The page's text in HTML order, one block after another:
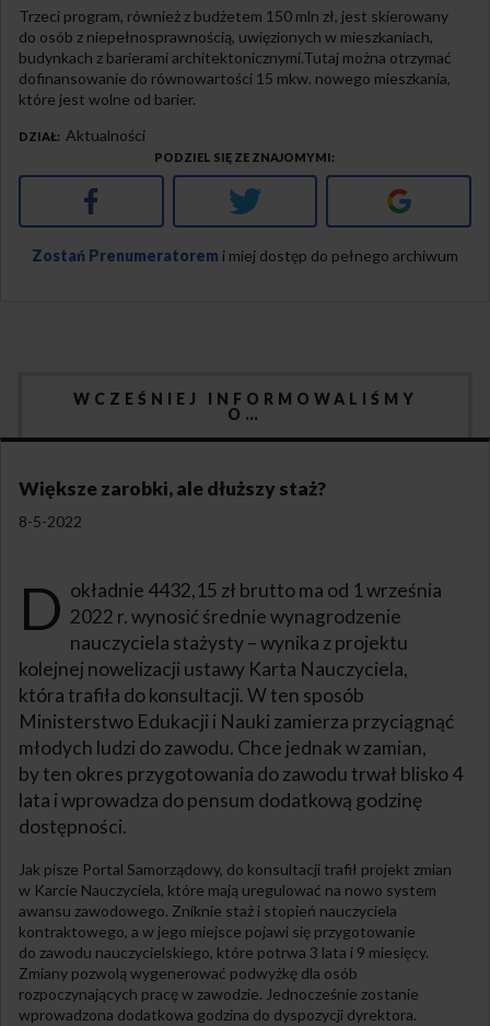
Trzeci program, również z budżetem 150 mln zł, jest skierowany
do osób z niepełnosprawnością, uwięzionych w mieszkaniach,
budynkach z barierami architektonicznymi.Tutaj można otrzymać
dofinansowanie do równowartości 15 mkw. nowego mieszkania,
które jest wolne od barier.
DZIAŁ Aktualności
PODZIEL SIĘ ZE ZNAJOMYMI
Facebook Twitter Google+
Zostań Prenumeratorem i miej dostęp do pełnego archiwum
WCZEŚNIEJ INFORMOWALIŚMY
O…
Większe zarobki, ale dłuższy staż?
8-5-2022
D okładnie 4432,15 zł brutto ma od 1 września
2022 r. wynosić średnie wynagrodzenie
nauczyciela stażysty – wynika z projektu
kolejnej nowelizacji ustawy Karta Nauczyciela,
która trafiła do konsultacji. W ten sposób
Ministerstwo Edukacji i Nauki zamierza przyciągnąć
młodych ludzi do zawodu. Chce jednak w zamian,
by ten okres przygotowania do zawodu trwał blisko 4
lata i wprowadza do pensum dodatkową godzinę
dostępności.
Jak pisze Portal Samorządowy, do konsultacji trafił projekt zmian
w Karcie Nauczyciela, które mają uregulować na nowo system
awansu zawodowego. Zniknie staż i stopień nauczyciela
kontraktowego, a w jego miejsce pojawi się przygotowanie
do zawodu nauczycielskiego, które potrwa 3 lata i 9 miesięcy.
Zmiany pozwolą wygenerować podwyżkę dla osób
rozpoczynających pracę w zawodzie. Jednocześnie zostanie
wprowadzona dodatkowa godzina do dyspozycji dyrektora.